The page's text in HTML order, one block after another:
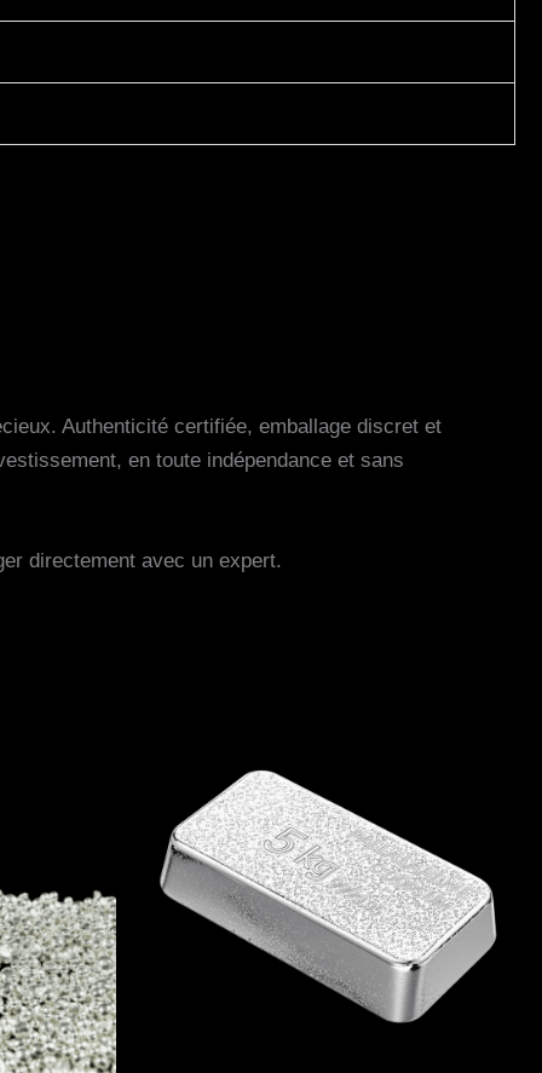
Authenticité certifiée, emballage discret et
en toute indépendance et sans
directement avec un expert.